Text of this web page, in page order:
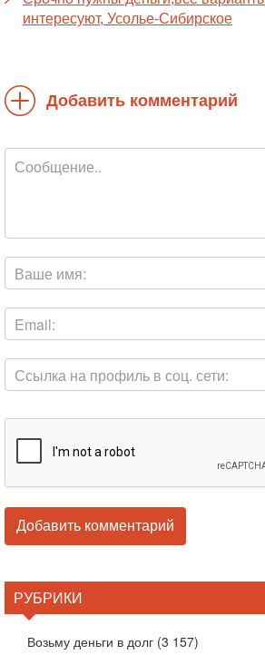
интересуют, Усолье-Сибирское
Добавить комментарий
РУБРИКИ
Возьму деньги в долг (3 157)